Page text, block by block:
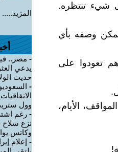
تنتظره.
وصفه بأي
تعودوا على
الأيام،
المزيد.....
- مصر..
يدعي
حديث
-
وول
- رغم
نزع سلاح
وكاتس
- إعلام